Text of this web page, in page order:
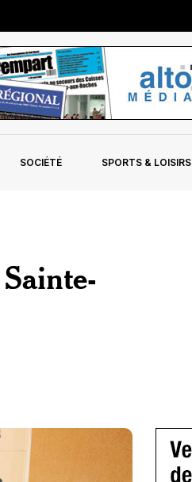
SOCIÉTÉ SPORTS & LOISIRS